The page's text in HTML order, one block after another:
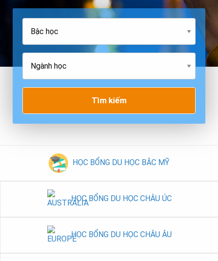
Tìm kiếm
HỌC BỔNG DU HỌC BẮC MỸ
HỌC BỔNG DU HỌC CHÂU ÚC
HỌC BỔNG DU HỌC CHÂU ÂU